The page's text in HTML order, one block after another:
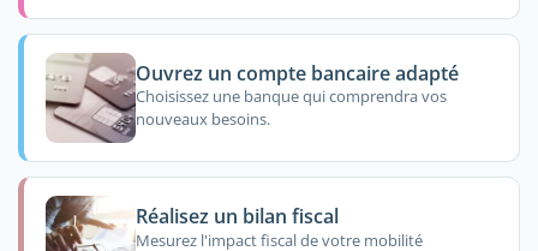
Ouvrez un compte bancaire adapté
Choisissez une banque qui comprendra vos
nouveaux besoins.
Réalisez un bilan fiscal
Mesurez l'impact fiscal de votre mobilité